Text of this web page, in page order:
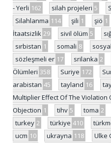
- Yerli 162 silah projeleri 5
Silahlanma 114 şili 1 şiö 1
İtaatsizlik 29 sivil ölüm 5
sırbistan 1 somali 8
sözleşmeli er 17 srilanka 2
Ölümleri 358 Suriye 172
arabistan 45 tayland 16
Multiplier Effect Of The Violation
Objection 1 tihv 5 toma 2
turkey 2 türkiye 410
ucm 10 ukrayna 118 Ulke